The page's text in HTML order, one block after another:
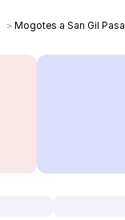
＞Mogotes a San Gil